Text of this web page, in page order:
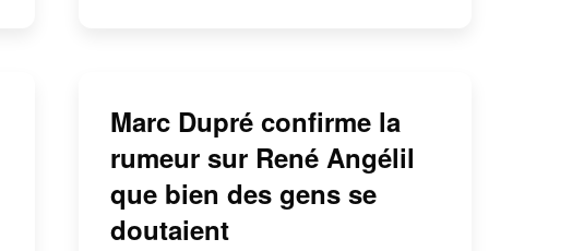
Marc Dupré confirme la
rumeur sur René Angélil
que bien des gens se
doutaient